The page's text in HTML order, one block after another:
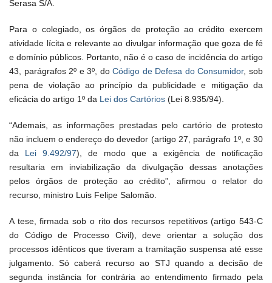
Serasa S/A.
Para o colegiado, os órgãos de proteção ao crédito exercem
atividade lícita e relevante ao divulgar informação que goza de fé
e domínio públicos. Portanto, não é o caso de incidência do artigo
43, parágrafos 2º e 3º, doCódigo de Defesa do Consumidor, sob
pena de violação ao princípio da publicidade e mitigação da
eficácia do artigo 1º da Lei dos Cartórios (Lei 8.935/94).
“Ademais, as informações prestadas pelo cartório de protesto
não incluem o endereço do devedor (artigo 27, parágrafo 1º, e 30
da Lei 9.492/97), de modo que a exigência de notificação
resultaria em inviabilização da divulgação dessas anotações
pelos órgãos de proteção ao crédito”, afirmou o relator do
recurso, ministro Luis Felipe Salomão.
A tese, firmada sob o rito dos recursos repetitivos (artigo 543-C
do Código de Processo Civil), deve orientar a solução dos
processos idênticos que tiveram a tramitação suspensa até esse
julgamento. Só caberá recurso ao STJ quando a decisão de
segunda instância for contrária ao entendimento firmado pela